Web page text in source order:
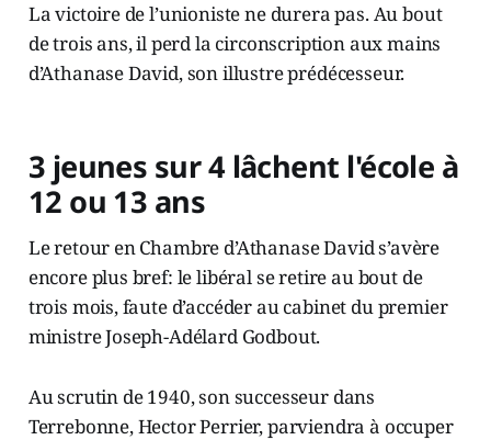
La victoire de l’unioniste ne durera pas. Au bout
de trois ans, il perd la circonscription aux mains
d’Athanase David, son illustre prédécesseur.
3 jeunes sur 4 lâchent l'école à
12 ou 13 ans
Le retour en Chambre d’Athanase David s’avère
encore plus bref: le libéral se retire au bout de
trois mois, faute d’accéder au cabinet du premier
ministre Joseph-Adélard Godbout.
Au scrutin de 1940, son successeur dans
Terrebonne, Hector Perrier, parviendra à occuper